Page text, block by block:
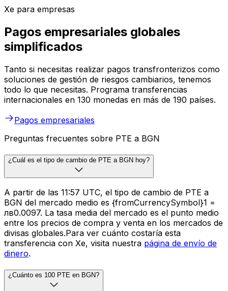
Xe para empresas
Pagos empresariales globales
simplificados
Tanto si necesitas realizar pagos transfronterizos como
soluciones de gestión de riesgos cambiarios, tenemos
todo lo que necesitas. Programa transferencias
internacionales en 130 monedas en más de 190 países.
Pagos empresariales
Preguntas frecuentes sobre PTE a BGN
¿Cuál es el tipo de cambio de PTE a BGN hoy?
A partir de las 11:57 UTC, el tipo de cambio de PTE a
BGN del mercado medio es {fromCurrencySymbol}1 =
лв0.0097. La tasa media del mercado es el punto medio
entre los precios de compra y venta en los mercados de
divisas globales.Para ver cuánto costaría esta
transferencia con Xe, visita nuestra página de envío de
dinero.
¿Cuánto es 100 PTE en BGN?